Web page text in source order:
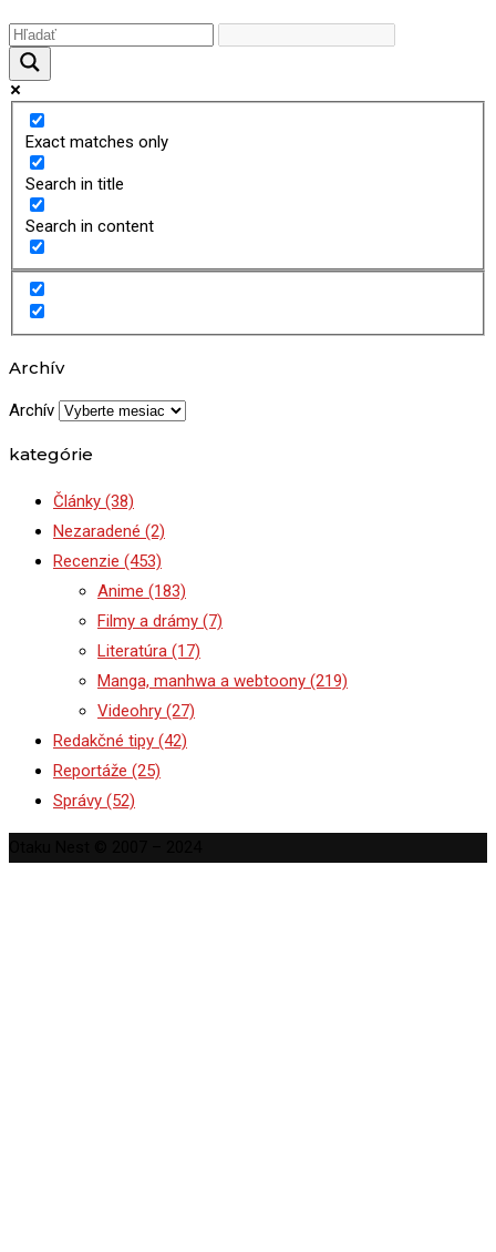
Exact matches only
Search in title
Search in content
Archív
Archív
kategórie
Články (38)
Nezaradené (2)
Recenzie (453)
Anime (183)
Filmy a drámy (7)
Literatúra (17)
Manga, manhwa a webtoony (219)
Videohry (27)
Redakčné tipy (42)
Reportáže (25)
Správy (52)